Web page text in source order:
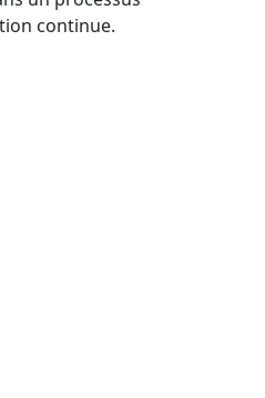
continue.